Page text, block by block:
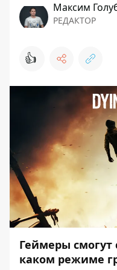
Максим
РЕДАКТОР
👍
Геймеры
каком режиме